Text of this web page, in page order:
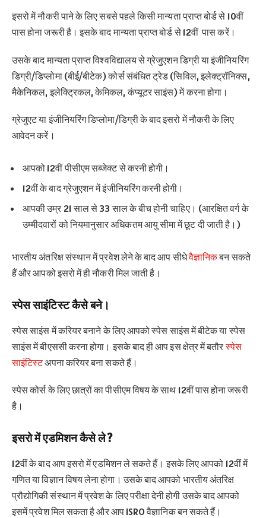
इसरो में नौकरी पाने के लिए सबसे पहले किसी मान्यता प्राप्त बोर्ड से 10वीं
पास होना जरूरी है। इसके बाद मान्यता प्राप्त बोर्ड से 12वीं पास करें।
उसके बाद मान्यता प्राप्त विश्वविद्यालय से ग्रेजुएशन डिग्री या इंजीनियरिंग
डिग्री/डिप्लोमा (बीई/बीटेक) कोर्स संबंधित ट्रेड (सिविल, इलेक्ट्रॉनिक्स,
मैकेनिकल, इलेक्ट्रिकल, केमिकल, कंप्यूटर साइंस) में करना होगा।
ग्रेजुएट या इंजीनियरिंग डिप्लोमा/डिग्री के बाद इसरो में नौकरी के लिए
आवेदन करें।
आपको 12वीं पीसीएम सब्जेक्ट से करनी होगी।
12वीं के बाद ग्रेजुएशन में इंजीनियरिंग करनी होगी।
आपकी उम्र 21 साल से 33 साल के बीच होनी चाहिए। (आरक्षित वर्ग के
उम्मीदवारों को नियमानुसार अधिकतम आयु सीमा में छूट दी जाती है।)
भारतीय अंतरिक्ष संस्थान में प्रवेश लेने के बाद आप सीधेवैज्ञानिकबन सकते
हैं और आपको इसरो में ही नौकरी मिल जाती है।
स्पेस साइंटिस्ट कैसे बने।
स्पेस साइंस में करियर बनाने के लिए आपको स्पेस साइंस में बीटेक या स्पेस
साइंस में बीएससी करना होगा। इसके बाद ही आप इस क्षेत्र में बतौरस्पेस
साइंटिस्टअपना करियर बना सकते हैं।
स्पेस कोर्स के लिए छात्रों का पीसीएम विषय के साथ 12वीं पास होना जरूरी
है।
इसरो में एडमिशन कैसे ले ?
12वीं के बाद आप इसरो में एडमिशन ले सकते हैं। इसके लिए आपको 12वीं में
गणित या विज्ञान विषय लेना होगा। उसके बाद आपको भारतीय अंतरिक्ष
प्रौद्योगिकी संस्थान में प्रवेश के लिए परीक्षा देनी होगी उसके बाद आपको
इसमें प्रवेश मिल सकता है और आप ISRO वैज्ञानिक बन सकते हैं।